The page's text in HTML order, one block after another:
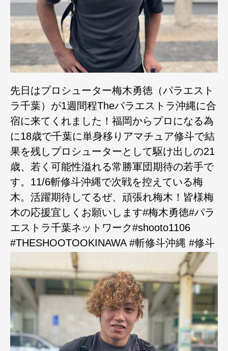
先日はプロシューター梅木勇徳（パラエスト
ラ千葉）が1週間程Theパラエストラ沖縄に合
宿に来てくれました！福岡からプロになる為
に18歳で千葉に単身移りアマチュア修斗で結
果を残しプロシューターとして駆け出しの21
歳、若く可能性溢れる常勝軍団期待の若手で
す。11/6斬修斗沖縄で次戦を控えている梅
木。活躍期待してるぜ、頑張れ梅木！皆様梅
木の応援宜しくお願いします#梅木勇徳#パラ
エストラ千葉ネットワーク#shooto1106
#THESHOOTOOKINAWA #斬修斗沖縄 #修斗